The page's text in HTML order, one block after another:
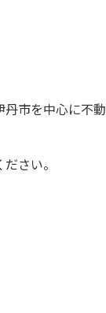
市を中心に不
さい。